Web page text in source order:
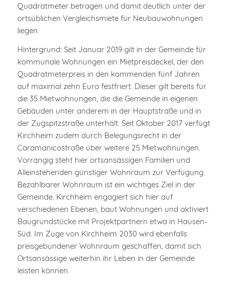
Quadratmeter betragen und damit deutlich unter der
ortsüblichen Vergleichsmiete für Neubauwohnungen
liegen.
Hintergrund: Seit Januar 2019 gilt in der Gemeinde für
kommunale Wohnungen ein Mietpreisdeckel, der den
Quadratmeterpreis in den kommenden fünf Jahren
auf maximal zehn Euro festfriert. Dieser gilt bereits für
die 35 Mietwohnungen, die die Gemeinde in eigenen
Gebäuden unter anderem in der Hauptstraße und in
der Zugspitzstraße unterhält. Seit Oktober 2017 verfügt
Kirchheim zudem durch Belegungsrecht in der
Caramanicostraße über weitere 25 Mietwohnungen.
Vorrangig steht hier ortsansässigen Familien und
Alleinstehenden günstiger Wohnraum zur Verfügung.
Bezahlbarer Wohnraum ist ein wichtiges Ziel in der
Gemeinde. Kirchheim engagiert sich hier auf
verschiedenen Ebenen, baut Wohnungen und aktiviert
Baugrundstücke mit Projektpartnern etwa in Hausen-
Süd. Im Zuge von Kirchheim 2030 wird ebenfalls
preisgebundener Wohnraum geschaffen, damit sich
Ortsansässige weiterhin ihr Leben in der Gemeinde
leisten können.